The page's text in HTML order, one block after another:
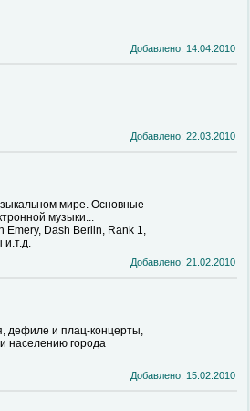
Добавлено: 14.04.2010
Добавлено: 22.03.2010
мире. Основные
музыки...
Emery, Dash Berlin, Rank 1,
и.т.д.
Добавлено: 21.02.2010
дефиле и плац-концерты,
населению города
Добавлено: 15.02.2010